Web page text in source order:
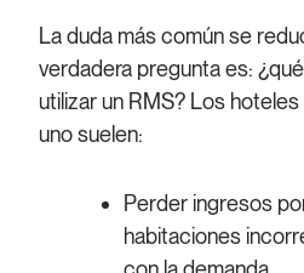
La duda más común se
verdadera pregunta es:
utilizar un RMS? Los
uno suelen:
Perder ingresos
habitaciones